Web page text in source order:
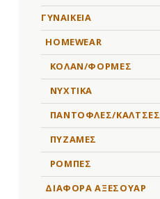
ΓΥΝΑΙΚΕΙΑ
HOMEWEAR
ΚΟΛΑΝ/ΦΟΡΜΕΣ
ΝΥΧΤΙΚΑ
ΠΑΝΤΟΦΛΕΣ/ΚΑΛΤΣΕΣ
ΠΥΖΑΜΕΣ
ΡΟΜΠΕΣ
ΔΙΑΦΟΡΑ ΑΞΕΣΟΥΑΡ